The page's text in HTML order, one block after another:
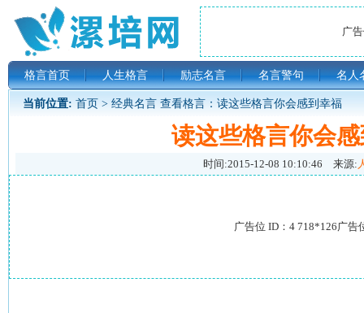
广
格言首页 人生格言 励志名言 名言警句 名人
当前位置: 首页 > 经典名言 查看格言：读这些格言你会感到幸福
读这些格言你会
时间:2015-12-08 10:10:46 来源:
广告位 ID：4 718*126广告